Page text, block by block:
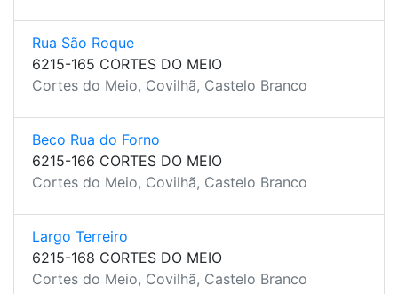
Rua São Roque
6215-165 CORTES DO MEIO
Cortes do Meio, Covilhã, Castelo Branco
Beco Rua do Forno
6215-166 CORTES DO MEIO
Cortes do Meio, Covilhã, Castelo Branco
Largo Terreiro
6215-168 CORTES DO MEIO
Cortes do Meio, Covilhã, Castelo Branco